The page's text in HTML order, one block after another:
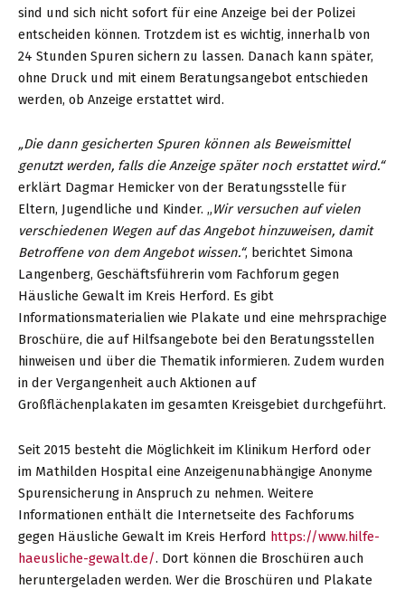
sind und sich nicht sofort für eine Anzeige bei der Polizei
entscheiden können. Trotzdem ist es wichtig, innerhalb von
24 Stunden Spuren sichern zu lassen. Danach kann später,
ohne Druck und mit einem Beratungsangebot entschieden
werden, ob Anzeige erstattet wird.
„Die dann gesicherten Spuren können als Beweismittel
genutzt werden, falls die Anzeige später noch erstattet wird.“
erklärt Dagmar Hemicker von der Beratungsstelle für
Eltern, Jugendliche und Kinder. „Wir versuchen auf vielen
verschiedenen Wegen auf das Angebot hinzuweisen, damit
Betroffene von dem Angebot wissen.“, berichtet Simona
Langenberg, Geschäftsführerin vom Fachforum gegen
Häusliche Gewalt im Kreis Herford. Es gibt
Informationsmaterialien wie Plakate und eine mehrsprachige
Broschüre, die auf Hilfsangebote bei den Beratungsstellen
hinweisen und über die Thematik informieren. Zudem wurden
in der Vergangenheit auch Aktionen auf
Großflächenplakaten im gesamten Kreisgebiet durchgeführt.
Seit 2015 besteht die Möglichkeit im Klinikum Herford oder
im Mathilden Hospital eine Anzeigenunabhängige Anonyme
Spurensicherung in Anspruch zu nehmen. Weitere
Informationen enthält die Internetseite des Fachforums
gegen Häusliche Gewalt im Kreis Herford https://www.hilfe-
haeusliche-gewalt.de/. Dort können die Broschüren auch
heruntergeladen werden. Wer die Broschüren und Plakate